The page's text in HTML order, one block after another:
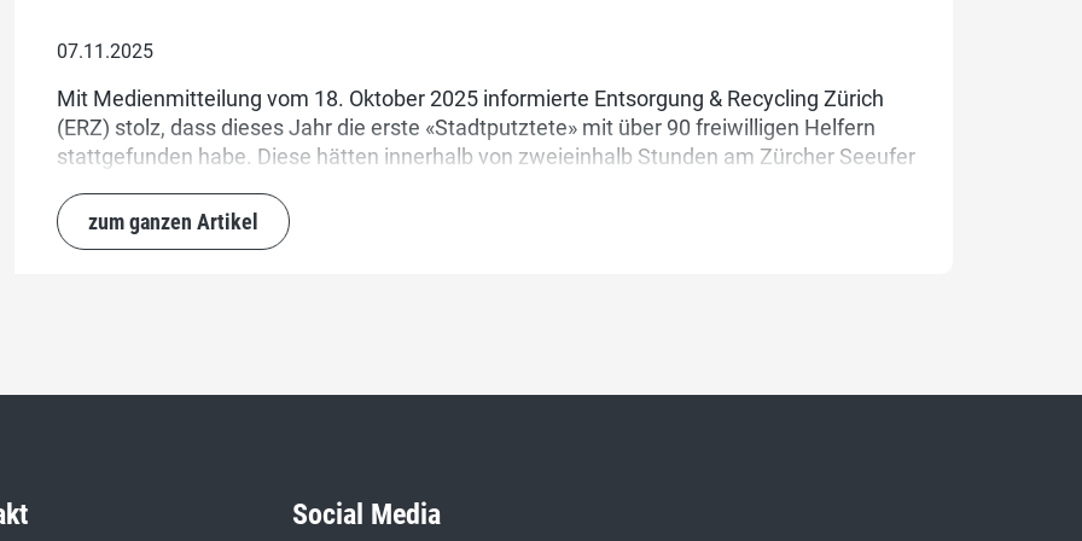
07.11.2025
Mit Medienmitteilung vom 18. Oktober 2025 informierte Entsorgung & Recycling Zürich
(ERZ) stolz, dass dieses Jahr die erste «Stadtputztete» mit über 90 freiwilligen Helfern
stattgefunden habe. Diese hätten innerhalb von zweieinhalb Stunden am Zürcher Seeufer
anderem Verpackungsmaterial eingesammelt.
zum ganzen Artikel
Social Media